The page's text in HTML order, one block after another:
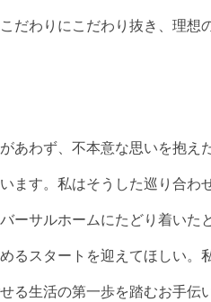
だわりにこだわり抜き、理想
あわず、不本意な思いを抱え
ます。私はそうした巡り合わ
ーサルホームにたどり着いた
るスタートを迎えてほしい。
る生活の第一歩を踏むお手伝